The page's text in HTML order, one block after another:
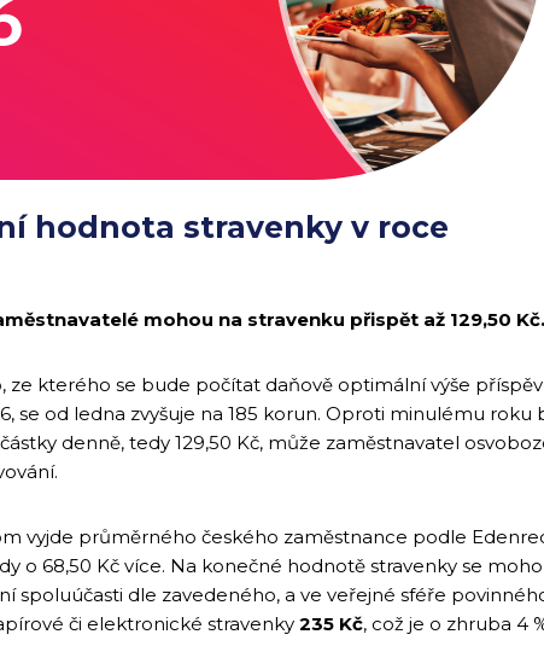
hodnota stravenky v roce
mohou na stravenku přispět až 129,50 Kč.
ze kterého se bude počítat daňově optimální výše
se od ledna zvyšuje na 185 korun. Oproti minulému roku
denně, tedy 129,50 Kč, může zaměstnavatel
vyjde průměrného českého zaměstnance podle
o 68,50 Kč více. Na konečné hodnotě stravenky se
spoluúčasti dle zavedeného, a ve veřejné sféře
či elektronické stravenky 235 Kč, což je o zhruba 4